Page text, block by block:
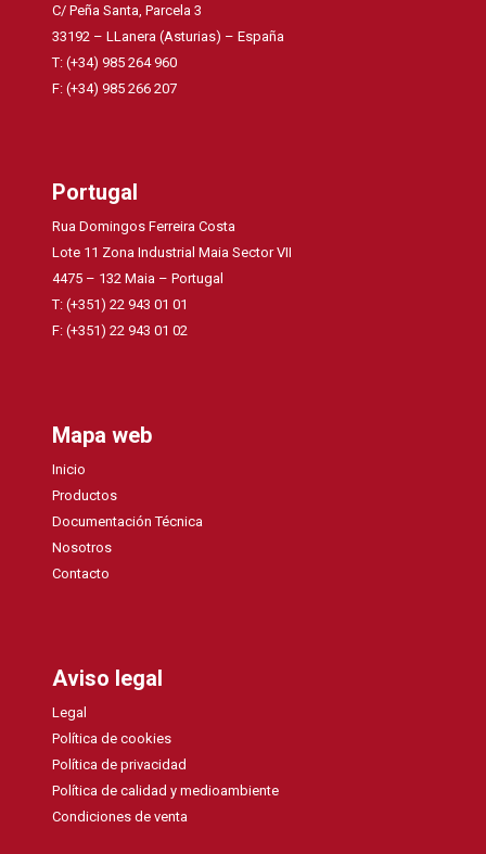
C/ Peña Santa, Parcela 3
33192 – LLanera (Asturias) – España
T: (+34) 985 264 960
F: (+34) 985 266 207
Portugal
Rua Domingos Ferreira Costa
Lote 11 Zona Industrial Maia Sector VII
4475 – 132 Maia – Portugal
T: (+351) 22 943 01 01
F: (+351) 22 943 01 02
Mapa web
Inicio
Productos
Documentación Técnica
Nosotros
Contacto
Aviso legal
Legal
Política de cookies
Política de privacidad
Política de calidad y medioambiente
Condiciones de venta